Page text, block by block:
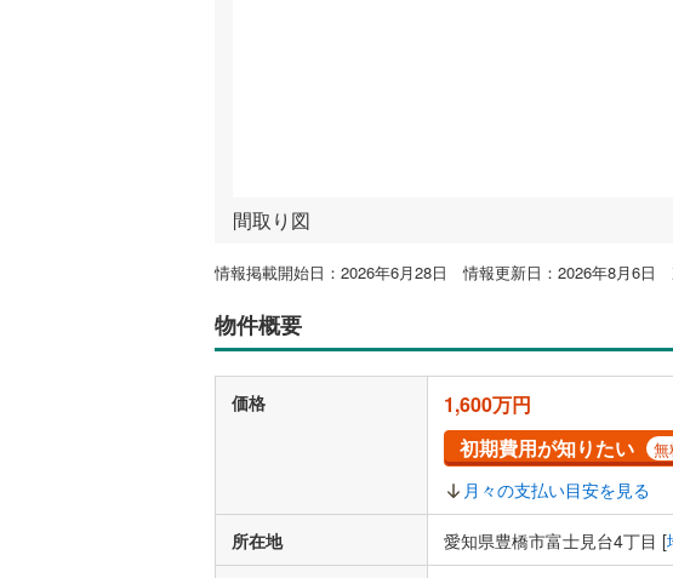
間取り図
情報掲載開始日：2026年6月28日 情報更新日：2026年8月6日
物件概要
価格
1,600万円
初期費用が知りたい
月々の支払い目安を見る
所在地 愛知県豊橋市富士見台4丁目 [